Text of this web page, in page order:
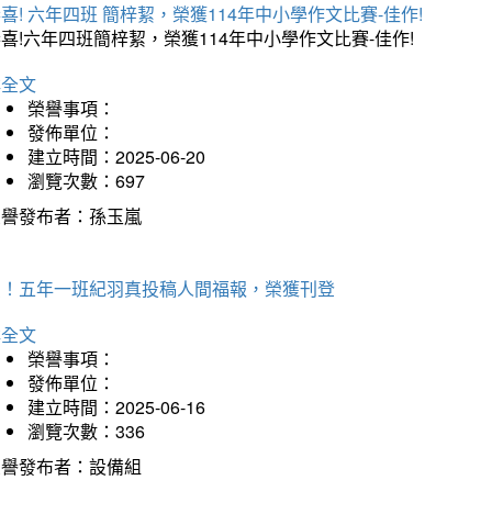
! 六年四班 簡梓絜，榮獲114年中小學作文比賽-佳作!
!六年四班簡梓絜，榮獲114年中小學作文比賽-佳作!
文
榮譽事項：
發佈單位：
建立時間：2025-06-20
瀏覽次數：697
發布者：孫玉嵐
五年一班紀羽真投稿人間福報，榮獲刊登
文
榮譽事項：
發佈單位：
建立時間：2025-06-16
瀏覽次數：336
發布者：設備組